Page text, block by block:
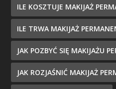
ILE KOSZTUJE MAKIJAŻ
ILE TRWA MAKIJAŻ
JAK POZBYĆ SIĘ MAKIJAŻU
JAK ROZJAŚNIĆ MAKIJAŻ